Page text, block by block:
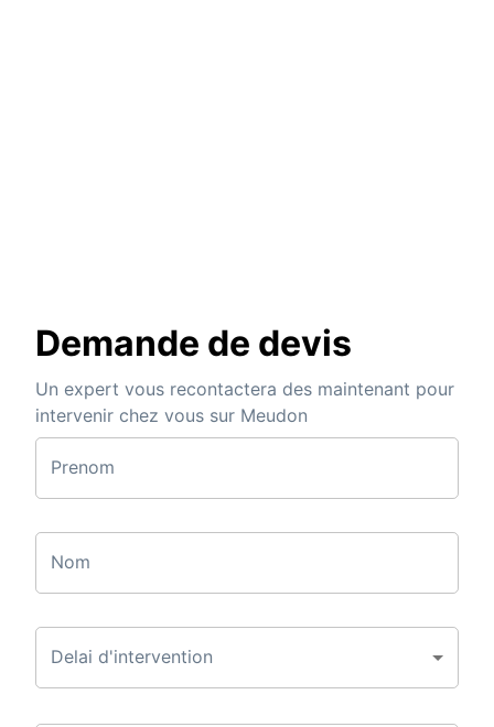
Demande de devis
Un expert vous recontactera des maintenant pour
intervenir chez vous sur Meudon
Prenom
Nom
Delai d'intervention